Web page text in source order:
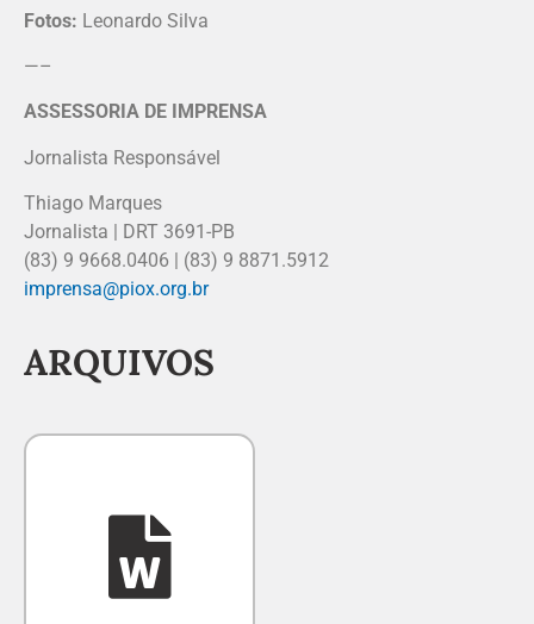
Fotos: Leonardo Silva
—–
ASSESSORIA DE IMPRENSA
Jornalista Responsável
Thiago Marques
Jornalista | DRT 3691-PB
(83) 9 9668.0406 | (83) 9 8871.5912
imprensa@piox.org.br
ARQUIVOS